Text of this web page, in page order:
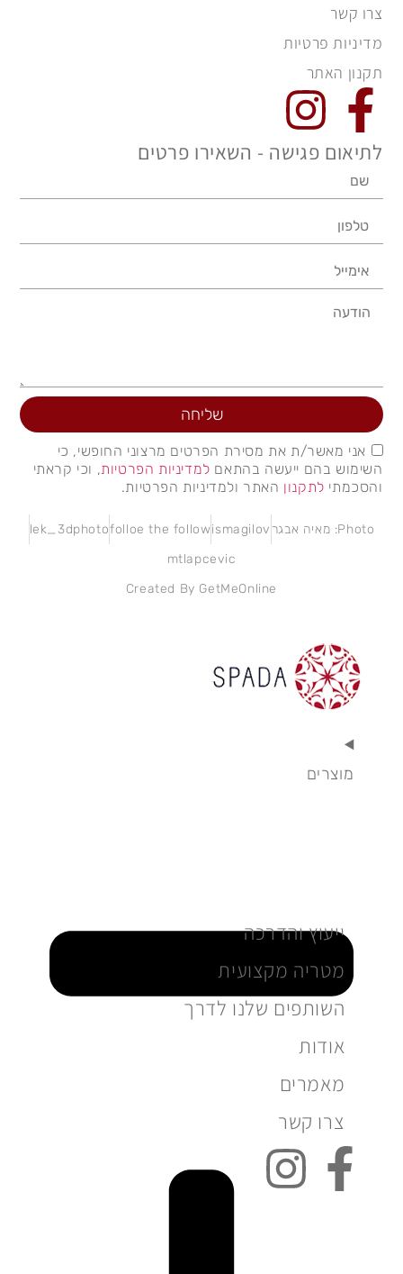
צרו קשר
מדיניות פרטיות
תקנון האתר
לתיאום פגישה - השאירו פרטים
אני מאשר/ת את מסירת הפרטים מרצוני החופשי, כי
השימוש בהם ייעשה בהתאם למדיניות הפרטיות, וכי קראתי
והסכמתי לתקנון האתר ולמדיניות הפרטיות.
שליחה
Created By GetMeOnline
Photo: מאיה אבגר ismagilov
folloe the follow
lek_3dphoto
mtlapcevic
מוצרים
ייעוץ והדרכה
מטריה מקצועית
השותפים שלנו לדרך
אודות
מאמרים
צרו קשר